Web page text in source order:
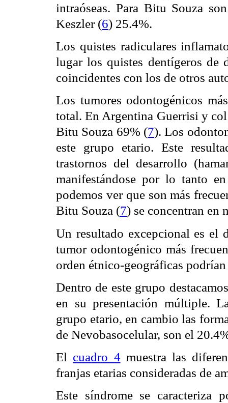
intraóseas. Para Bitu Souza
Keszler (6) 25.4%.
Los quistes radiculares
lugar los quistes dentígeros de
coincidentes con los de otros
Los tumores odontogénicos
total. En Argentina Guerrisi y
Bitu Souza 69% (7). Los
este grupo etario. Este
trastornos del desarrollo
manifestándose por lo tanto
podemos ver que son más
Bitu Souza (7) se concentran en
Un resultado excepcional es el
tumor odontogénico más
orden étnico-geográficas
Dentro de este grupo
en su presentación múltiple.
grupo etario, en cambio las
de Nevobasocelular, son el
El cuadro 4muestra las
franjas etarias consideradas de
Este síndrome se caracteriza